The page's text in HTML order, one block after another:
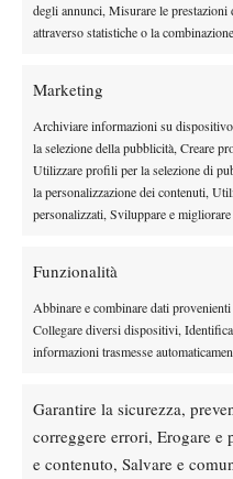
degli annunci, Misurare le
attraverso statistiche o la
Marketing
Archiviare informazioni su
la selezione della pubblicità, Creare
Utilizzare profili per la selezione di
la personalizzazione dei contenuti,
personalizzati, Sviluppare e
Funzionalità
Abbinare e combinare dati
Collegare diversi dispositivi,
informazioni trasmesse
Garantire la sicurezza,
correggere errori, Erogare e
e contenuto, Salvare e
Sinner parte in quarta nel
risposte e un lob sulla riga
in risposta l’azzurro, che
servizio di Tiafoe e scappa
break per il 4-1. Concede le
chiude6-2in 32 minuti.
del mondo continua ad
gioco e piazza il break del 2-
proprio servizio, ma il 24enne
personalità senza concedere
secondo break del set (5-2) e